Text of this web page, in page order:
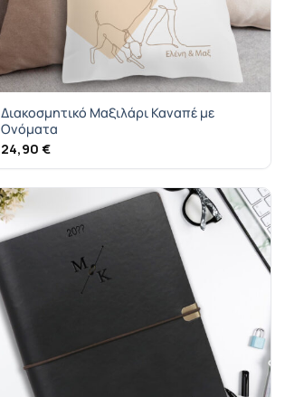
Διακοσμητικό Μαξιλάρι Καναπέ με
Ονόματα
24,90€